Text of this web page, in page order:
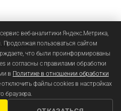
войдите, чтобы добавлять
веб-аналитики Яндекс.Метрика,
пользоваться сайтом
что были проинформированы
и согласны с правилами обработки
в Политике в отношении обработки
файлы cookies в настройках
браузера.